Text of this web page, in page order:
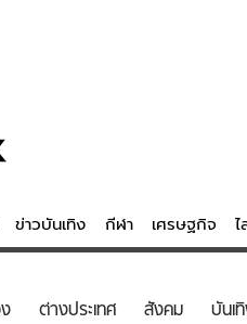
ข่าวบันเทิง กีฬา เศรษฐกิจ
ดูดวง - ตรวจหวย
ต่างประเทศ สังคม บันเ